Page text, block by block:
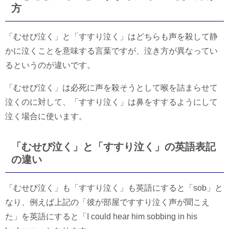
方
「むせび泣く」と「すすり泣く」はどちらも声を殺して静
かに泣くことを意味する言葉ですが、泣き方が異なってい
るというのが違いです。
「むせび泣く」は必死に声を殺そうとして喉を詰まらせて
泣くのに対して、「すすり泣く」は鼻をすするようにして
泣く場合に使います。
「むせび泣く」と「すすり泣く」の英語表記
の違い
「むせび泣く」も「すすり泣く」も英語にすると「sob」と
なり、例えば上記の「彼が部屋ですすり泣く声が聞こえ
た」を英語にすると「I could hear him sobbing in his